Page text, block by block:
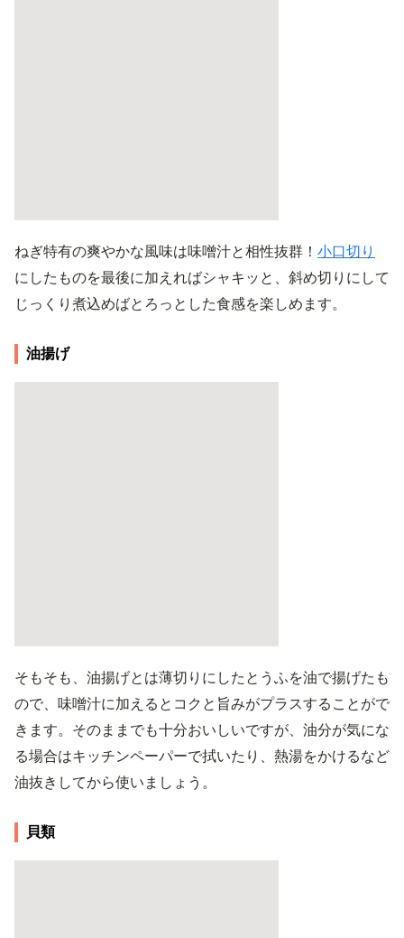
ねぎ特有の爽やかな風味は味噌汁と相性抜群！ 小口切り
にしたものを最後に加えればシャキッと、斜め切りにして
じっくり煮込めばとろっとした食感を楽しめます。
油揚げ
そもそも、油揚げとは薄切りにしたとうふを油で揚げたも
ので、味噌汁に加えるとコクと旨みがプラスすることがで
きます。そのままでも十分おいしいですが、油分が気にな
る場合はキッチンペーパーで拭いたり、熱湯をかけるなど
油抜きしてから使いましょう。
貝類